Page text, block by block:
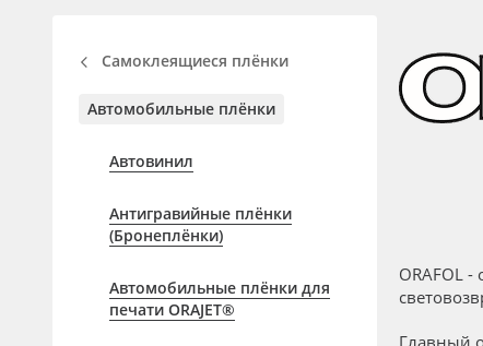
Мобильные конструкции и
Профильные системы
Светотехника
Самоклеящиеся плёнки
Автомобильные плёнки
Автовинил
Антигравийные плёнки
(Бронеплёнки)
Автомобильные плёнки для
печати ORAJET®
ORAFOL
Главный